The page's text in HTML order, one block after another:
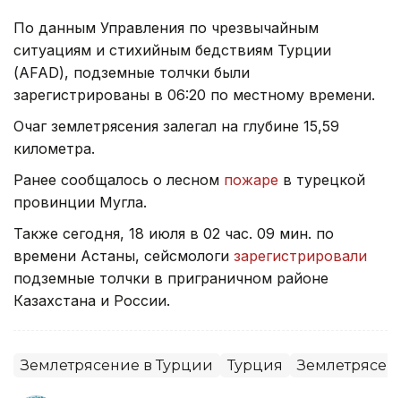
По данным Управления по чрезвычайным
ситуациям и стихийным бедствиям Турции
(AFAD), подземные толчки были
зарегистрированы в 06:20 по местному времени.
Очаг землетрясения залегал на глубине 15,59
километра.
Ранее сообщалось о лесном пожаре в турецкой
провинции Мугла.
Также сегодня, 18 июля в 02 час. 09 мин. по
времени Астаны, сейсмологи зарегистрировали
подземные толчки в приграничном районе
Казахстана и России.
Землетрясение в Турции Турция